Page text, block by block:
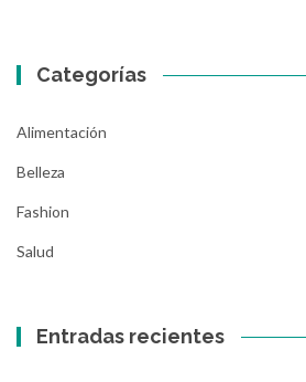
Categorías
Alimentación
Belleza
Fashion
Salud
Entradas recientes